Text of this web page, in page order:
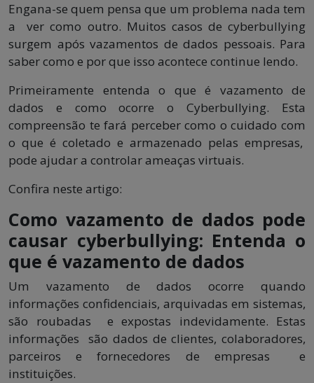
Engana-se quem pensa que um problema nada tem
a ver como outro. Muitos casos de cyberbullying
surgem após vazamentos de dados pessoais. Para
saber como e por que isso acontece continue lendo.
Primeiramente entenda o que é vazamento de
dados e como ocorre o Cyberbullying. Esta
compreensão te fará perceber como o cuidado com
o que é coletado e armazenado pelas empresas,
pode ajudar a controlar ameaças virtuais.
Confira neste artigo:
Como vazamento de dados pode
causar cyberbullying: Entenda o
que é vazamento de dados
Um vazamento de dados ocorre quando
informações confidenciais, arquivadas em sistemas,
são roubadas e expostas indevidamente. Estas
informações são dados de clientes, colaboradores,
parceiros e fornecedores de empresas e
instituições.